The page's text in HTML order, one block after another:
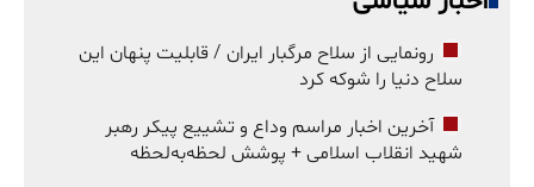
رونمایی از سلاح مرگبار ایران / قابلیت پنهان این
سلاح دنیا را شوکه کرد
آخرین اخبار مراسم وداع و تشییع پیکر رهبر
شهید انقلاب اسلامی + پوشش لحظه‌به‌لحظه